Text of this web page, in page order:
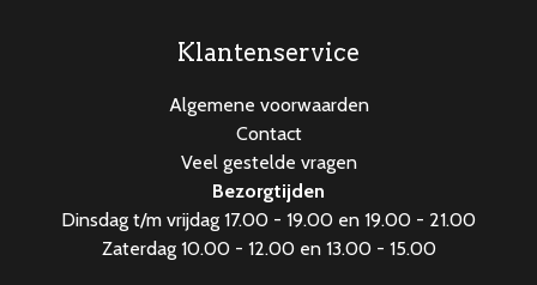
Klantenservice
Algemene voorwaarden
Contact
Veel gestelde vragen
Bezorgtijden
Dinsdag t/m vrijdag 17.00 - 19.00 en 19.00 - 21.00
Zaterdag 10.00 - 12.00 en 13.00 - 15.00